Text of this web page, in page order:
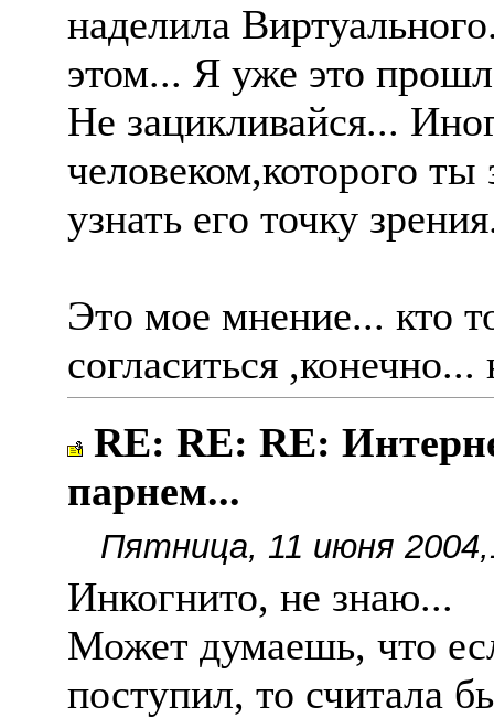
наделила
этом... Я уже это
Не зацикливайся...
человеком,которого
узнать его точку
Это мое мнение... кто
согласиться ,конечно...
RE: RE: RE:
парнем...
Пятница, 11 июня
Инкогнито, не знаю...
Может думаешь, что
поступил, то считала